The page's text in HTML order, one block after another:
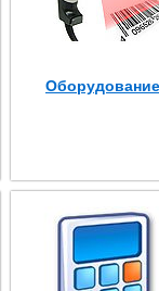
Оборудование